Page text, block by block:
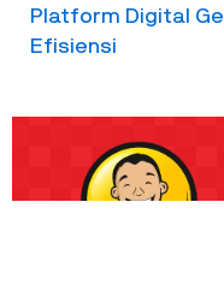
Platform Digital
Efisiensi